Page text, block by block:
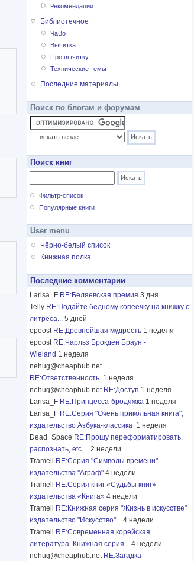
Рекомендации
Библиотечное
ЧаВо
Вычитка
Про вычитку
Технические темы
Последние материалы
Поиск по блогам и форумам
Поиск книг
Фильтр-список
Популярные книги
User menu
Чёрно-белый список
Книжная полка
Последние комментарии
Larisa_F RE:Беляевская премия 3 дня
Telly RE:Подайте бедному копеечку на книжку с
литреса... 5 дней
epoost RE:Древнейшая мудрость 1 неделя
epoost RE:Чарльз Брокден Браун -
Wieland 1 неделя
nehug@cheaphub.net
RE:Ответственность. 1 неделя
nehug@cheaphub.net RE:Доступ 1 неделя
Larisa_F RE:Принцесса-бродяжка 1 неделя
Larisa_F RE:Серия "Очень прикольная книга",
издательство Азбука-классика 1 неделя
Dead_Space RE:Прошу переформатировать,
распознать, etc... 2 недели
Tramell
RE:Серия "Символы времени"
издательства "Аграф" 4 недели
Tramell
RE:Серия книг «Судьбы книг»
издательства «Книга» 4 недели
Tramell
RE:Книжная серия "Жизнь в искусстве"
издательство "Искусство"... 4 недели
Tramell
RE:Современная корейская
литература. Книжная серия... 4 недели
nehug@cheaphub.net RE:Загадка